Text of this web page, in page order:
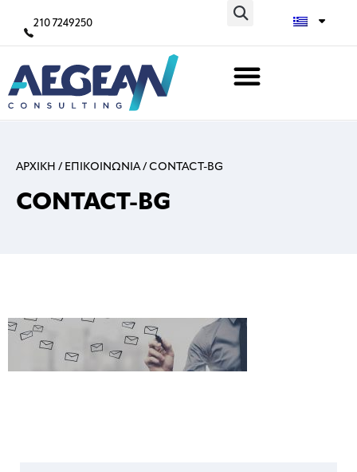
210 7249250
ΑΡΧΙΚΗ / ΕΠΙΚΟΙΝΩΝΙΑ/ CONTACT-BG
CONTACT-BG